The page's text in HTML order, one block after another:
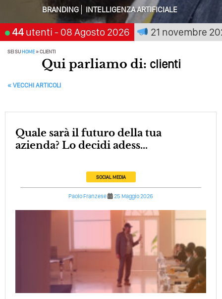
Perché Non Guadagni Sui Social Media? Probabilmente
Tutto Peggiorerà
Quali Sono Gli Errori Della Comunicazione Politica? Il
Caso Delle Braccia Incrociate
Come Promuoversi Nel Wedding? Il Mio Intervento Per
L’Accademia Del Wedding
BRANDING
INTELLIGENZA ARTIFICIALE
44 utenti - 08 Agosto 2026
aspetta, scegli: 21 novembre 2026San
SEI SUHOME»CLIENTI
Qui parliamo di: clienti
POST NAVIGATION
« VECCHI ARTICOLI
Quale sarà il futuro della tua
azienda? Lo decidi adess...
SOCIAL MEDIA
Paolo Franzese 25 Maggio 2026